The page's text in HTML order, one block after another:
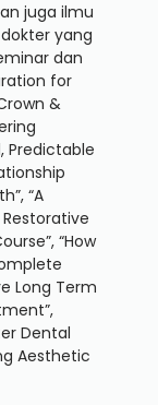
juga ilmu
yang
dan
for
&
Predictable
“A
“How
Long Term
Dental
Aesthetic